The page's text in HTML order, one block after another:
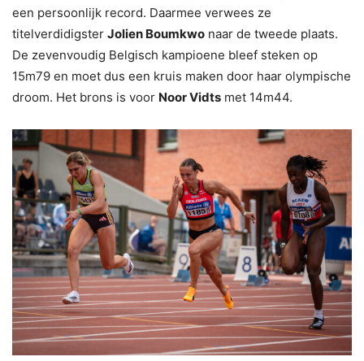
een persoonlijk record. Daarmee verwees ze
titelverdidigster Jolien Boumkwo naar de tweede plaats.
De zevenvoudig Belgisch kampioene bleef steken op
15m79 en moet dus een kruis maken door haar olympische
droom. Het brons is voor Noor Vidts met 14m44.